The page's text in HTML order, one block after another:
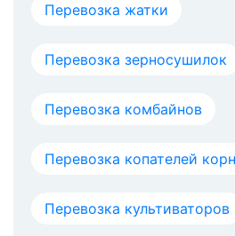
Перевозка жатки
Перевозка зерносушилок
Перевозка комбайнов
Перевозка копателей
Перевозка культиваторов